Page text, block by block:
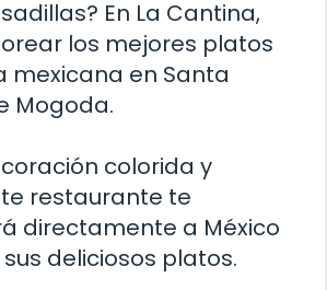
En La Cantina,
los mejores platos
mexicana en Santa
Mogoda.
colorida y
restaurante te
directamente a México
deliciosos platos.